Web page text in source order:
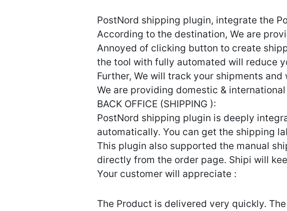
PostNord shipping plugin, integrate the
According to the destination, We are
Annoyed of clicking button to create
the tool with fully automated will reduce
Further, We will track your shipments
We are providing domestic &
BACK OFFICE (SHIPPING ):
PostNord shipping plugin is deeply
automatically. You can get the shipping
This plugin also supported the manual
directly from the order page. Shipi will
Your customer will appreciate :
The Product is delivered very quickly.